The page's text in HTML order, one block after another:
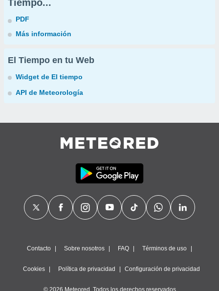
Tiempo...
PDF
Más información
El Tiempo en tu Web
Widget de El tiempo
API de Meteorología
Contacto Sobre nosotros FAQ Términos de uso
Cookies Política de privacidad Configuración de privacidad
© 2026 Meteored. Todos los derechos reservados